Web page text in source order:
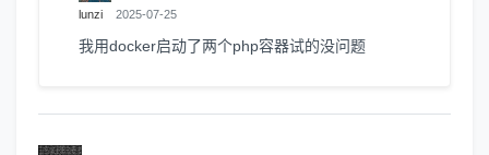
lunzi 2025-07-25
我用docker启动了两个php容器试的没问题